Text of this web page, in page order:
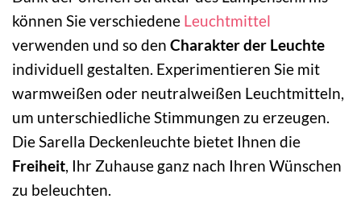
können Sie verschiedene Leuchtmittel
verwenden und so den Charakter der Leuchte
individuell gestalten. Experimentieren Sie mit
warmweißen oder neutralweißen Leuchtmitteln,
um unterschiedliche Stimmungen zu erzeugen.
Die Sarella Deckenleuchte bietet Ihnen die
Freiheit , Ihr Zuhause ganz nach Ihren Wünschen
zu beleuchten.